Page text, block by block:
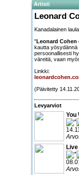
Artisti
Leonard
Kanadalainen
"Leonard Cohen
kautta yösydännä
persoonallisesti
väreitä, vaan
Linkki:
(Päivitetty
Levyarviot
You
Live